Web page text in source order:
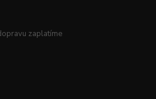
zaplatíme